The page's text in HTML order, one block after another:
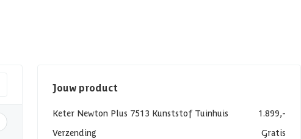
Jouw product
Keter Newton Plus 7513 Kunststof Tuinhuis
1.899,-
Verzending
Gratis